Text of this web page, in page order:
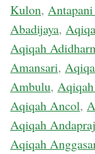
Kulon,
Abadijaya,
Aqiqah
Amansari,
Ambulu,
Aqiqah Ancol,
Aqiqah
Aqiqah